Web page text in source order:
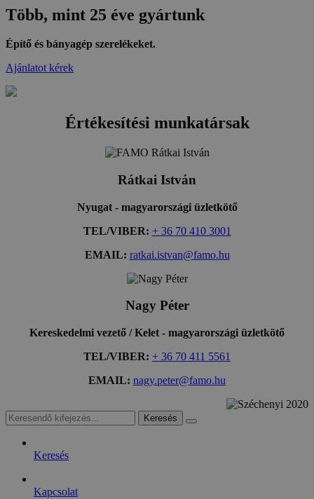
Több, mint 25 éve gyártunk
Építő és bányagép szerelékeket.
Ajánlatot kérek
Értékesítési munkatársak
Rátkai István
Nyugat - magyarországi üzletkötő
TEL/VIBER: + 36 70 410 3001
EMAIL: ratkai.istvan@famo.hu
Nagy Péter
Kereskedelmi vezető / Kelet - magyarországi üzletkötő
TEL/VIBER: + 36 70 411 5561
EMAIL: nagy.peter@famo.hu
Keresés
Kapcsolat